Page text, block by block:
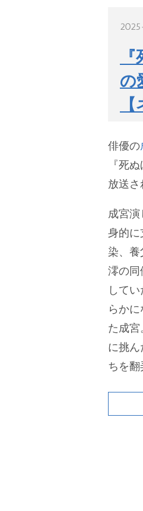
の
俳優の
『死
放送さ
成宮
身的に
染、養
澪の同
してい
らか
た成
に挑ん
ちを翻
た“裏
い…
は、
め、
)